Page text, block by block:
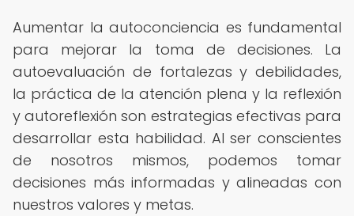
Aumentar la autoconciencia es fundamental
para mejorar la toma de decisiones. La
autoevaluación de fortalezas y debilidades,
la práctica de la atención plena y la reflexión
y autoreflexión son estrategias efectivas para
desarrollar esta habilidad. Al ser conscientes
de nosotros mismos, podemos tomar
decisiones más informadas y alineadas con
nuestros valores y metas.